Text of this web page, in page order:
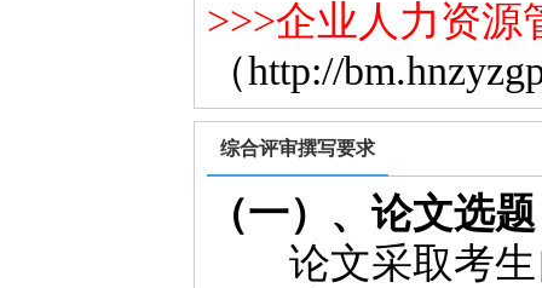
>>>企业人力资源
（http://
综合评审撰写要求
（一）、论文选题
论文采取考生